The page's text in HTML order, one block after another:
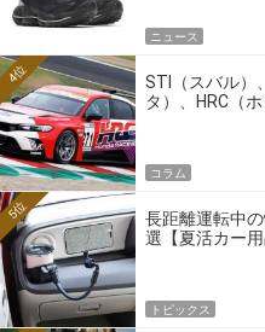
ニュース
STI（スバル）
タ）、HRC（
4位
コラム
長距離運転中
選【夏活カー用
5位
トピックス